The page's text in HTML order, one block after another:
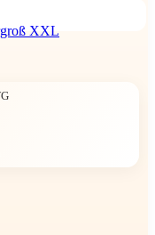
XXL